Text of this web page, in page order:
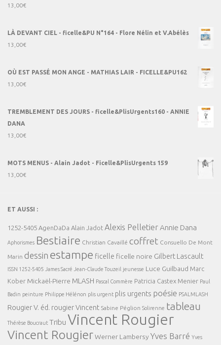
13,00€
LÀ DEVANT CIEL - ficelle&PU N°164 - Flore Nélin et V.Abélès
13,00€
OÙ EST PASSÉ MON ANGE - MATHIAS LAIR - FICELLE&PU162
13,00€
TREMBLEMENT DES JOURS - ficelle&PlisUrgents160 - ANNIE
DANA
13,00€
MOTS MENUS - Alain Jadot - Ficelle&PlisUrgents 159
13,00€
ET AUSSI :
1252-5405 AgenDaDa Alain Jadot Alexis PelletierAnnie Dana
Aphorismes Bestiaire Christian Cavaillé coffret Consuello De Mont
Marin dessin estampe ficelle ficelle noire Gilbert Lascault
ISSN 1252-5405 James Sacré Jean-Claude Touzeil jeunesse Luce Guilbaud Marc
Kober Mickaël-Pierre MLASH Pascal Commère Patricia Castex Menier Paul
Badin peinture Philippe Hélénon plis urgent plis urgents poésie PSALMLASH
Rougier V. éd. rougier Vincent Sabine Péglion Solirenne tableau
Thérèse Boucraut Tribu Vincent Rougier
Vincent RougierWerner Lambersy Yves Barré Yves